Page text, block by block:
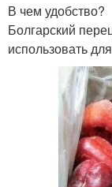
В чем удобство?
Болгарский
использовать